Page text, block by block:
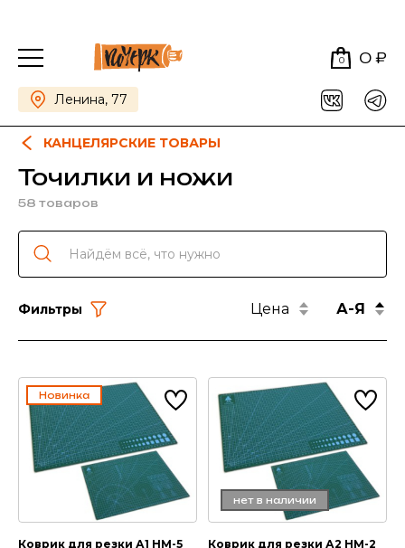
0 0 ₽
Ленина, 77
КАНЦЕЛЯРСКИЕ ТОВАРЫ
Точилки и ножи
58 товаров
Фильтры Цена А-Я
Новинка
Коврик для резки А1 HM-5
нет в наличии
Коврик для резки А2 HM-2